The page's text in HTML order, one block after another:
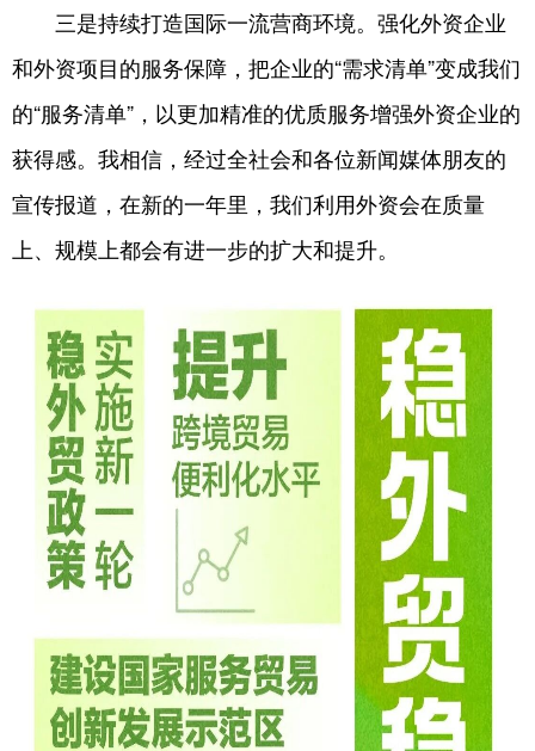
三是持续打造国际一流营商环境。强化外资企业
和外资项目的服务保障，把企业的“需求清单”变成我们
的“服务清单”，以更加精准的优质服务增强外资企业的
获得感。我相信，经过全社会和各位新闻媒体朋友的
宣传报道，在新的一年里，我们利用外资会在质量
上、规模上都会有进一步的扩大和提升。